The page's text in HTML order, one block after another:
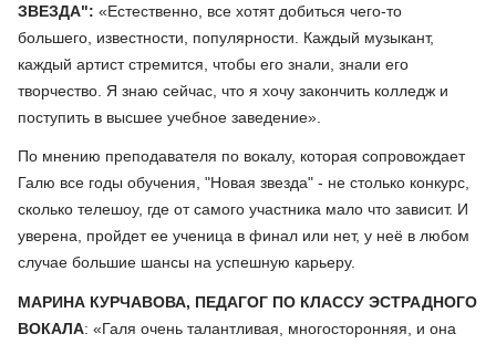
ЗВЕЗДА": «Естественно, все хотят добиться чего-то
большего, известности, популярности. Каждый музыкант,
каждый артист стремится, чтобы его знали, знали его
творчество. Я знаю сейчас, что я хочу закончить колледж и
поступить в высшее учебное заведение».
По мнению преподавателя по вокалу, которая сопровождает
Галю все годы обучения, "Новая звезда" - не столько конкурс,
сколько телешоу, где от самого участника мало что зависит. И
уверена, пройдет ее ученица в финал или нет, у неё в любом
случае большие шансы на успешную карьеру.
МАРИНА КУРЧАВОВА, ПЕДАГОГ ПО КЛАССУ ЭСТРАДНОГО
ВОКАЛА: «Галя очень талантливая, многосторонняя, и она